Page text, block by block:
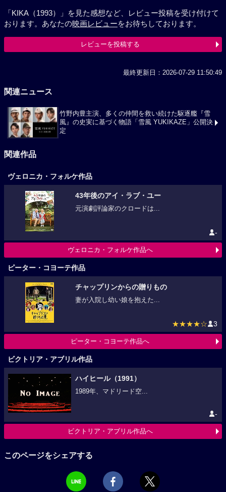
「KIKA（1993）」を見た感想など、レビュー投稿を受け付けて
おります。あなたの映画レビューをお待ちしております。
レビューを投稿する
最終更新日：2026-07-29 11:50:49
関連ニュース
竹野内豊主演、多くの仲間を救い続けた駆逐艦『雪
風』の史実に基づく物語「雪風 YUKIKAZE」公開決
定
関連作品
ヴェロニカ・フォルケ作品
43年後のアイ・ラブ・ユー
元演劇評論家のクロードは...
-
ヴェロニカ・フォルケ作品へ
ピーター・コヨーテ作品
チャップリンからの贈りもの
妻が入院し幼い娘を抱えた...
★★★★☆ 3
ピーター・コヨーテ作品へ
ビクトリア・アブリル作品
ハイヒール（1991）
1989年、マドリード空...
-
ビクトリア・アブリル作品へ
このページをシェアする